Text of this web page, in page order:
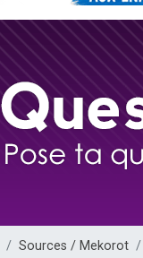
Odaya vient de
3 personnes
2 personnes
13 personnes
30
Il reste 49
12
Sources / Mekorot